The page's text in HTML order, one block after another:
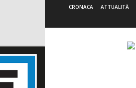
CRONACA ATTUALITÀ